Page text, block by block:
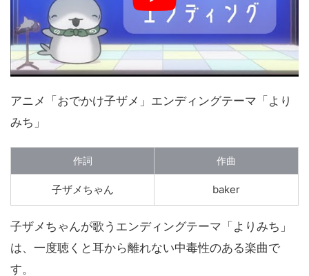
アニメ「おでかけ子ザメ」エンディングテーマ「より
みち」
作詞 作曲
子ザメちゃん baker
子ザメちゃんが歌うエンディングテーマ「よりみち」
は、一度聴くと耳から離れない中毒性のある楽曲で
す。